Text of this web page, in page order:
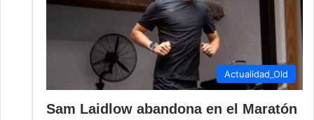
Actualidad_Old
Sam Laidlow abandona en el Maratón